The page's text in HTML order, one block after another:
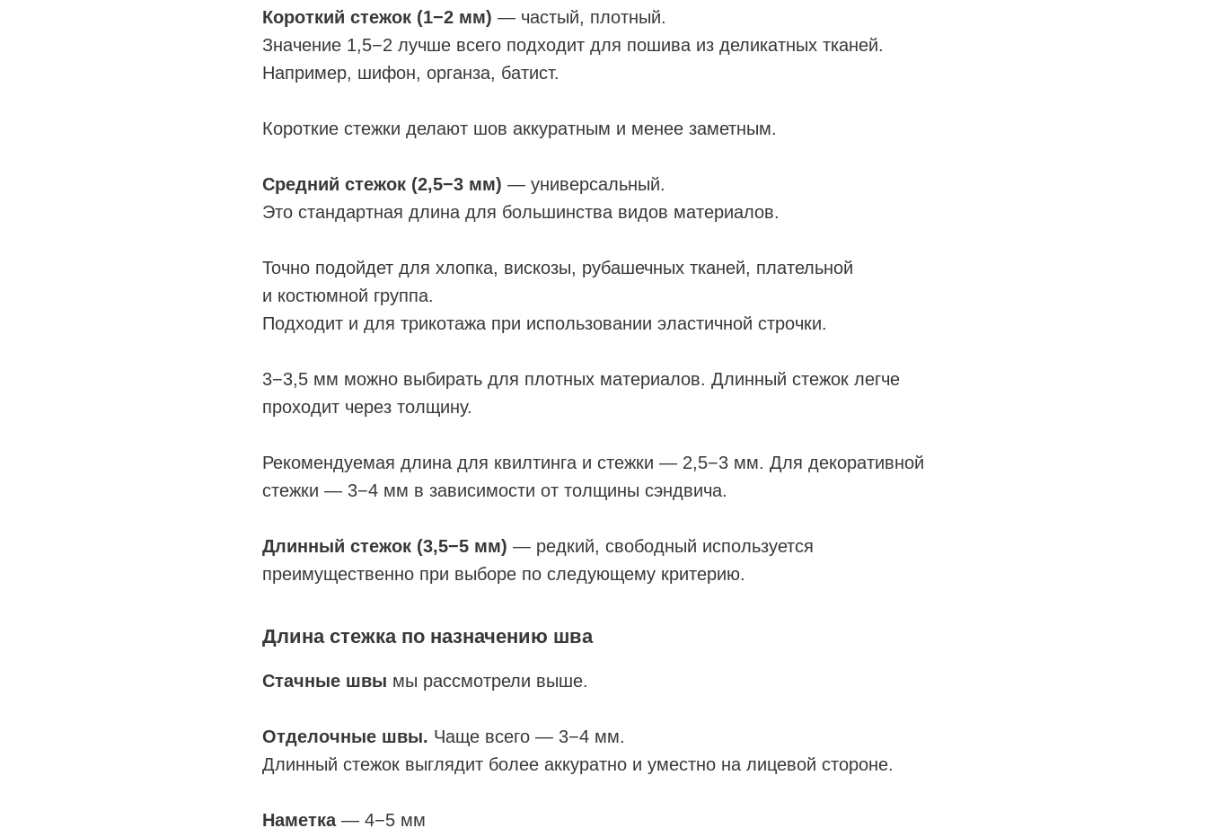
Короткий стежок (1−2 мм) — частый, плотный.
Значение 1,5−2 лучше всего подходит для пошива из деликатных тканей.
Например, шифон, органза, батист.
Короткие стежки делают шов аккуратным и менее заметным.
Средний стежок (2,5−3 мм) — универсальный.
Это стандартная длина для большинства видов материалов.
Точно подойдет для хлопка, вискозы, рубашечных тканей, плательной
и костюмной группа.
Подходит и для трикотажа при использовании эластичной строчки.
3−3,5 мм можно выбирать для плотных материалов. Длинный стежок легче
проходит через толщину.
Рекомендуемая длина для квилтинга и стежки — 2,5−3 мм. Для декоративной
стежки — 3−4 мм в зависимости от толщины сэндвича.
Длинный стежок (3,5−5 мм) — редкий, свободный используется
преимущественно при выборе по следующему критерию.
Длина стежка по назначению шва
Стачные швы мы рассмотрели выше.
Отделочные швы. Чаще всего — 3−4 мм.
Длинный стежок выглядит более аккуратно и уместно на лицевой стороне.
Наметка— 4−5 мм